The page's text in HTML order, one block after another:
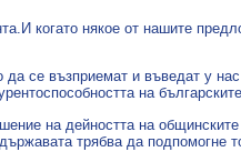
когато някое от нашите
се възприемат и въведат у нас
на
на дейността на
трябва да подпомогне